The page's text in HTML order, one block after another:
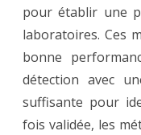
pour établir une
laboratoires. Ces
bonne
détection avec
suffisante pour
fois validée, les